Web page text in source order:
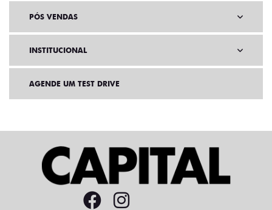
PÓS VENDAS
INSTITUCIONAL
AGENDE UM TEST DRIVE